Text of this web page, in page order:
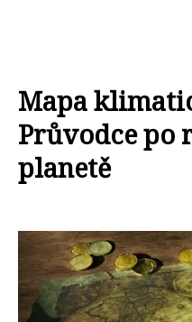
Mapa
Průvodce po
planetě